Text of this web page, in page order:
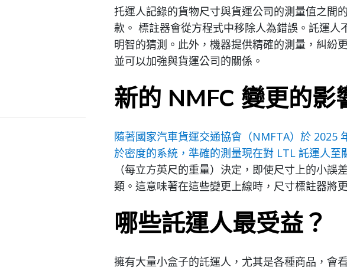
托運人記錄的貨物尺寸與貨運公司的測量值之間
款。 標註器會從方程式中移除人為錯誤。託運人
明智的猜測。此外，機器提供精確的測量，糾紛
並可以加強與貨運公司的關係。
新的 NMFC 變更的影
隨著國家汽車貨運交通協會（NMFTA）於 2025
於密度的系統，準確的測量現在對 LTL 託運人至
（每立方英尺的重量）決定，即使尺寸上的小誤
類。這意味著在這些變更上線時，尺寸標註器將
哪些託運人最受益？
擁有大量小盒子的託運人，尤其是各種商品，會